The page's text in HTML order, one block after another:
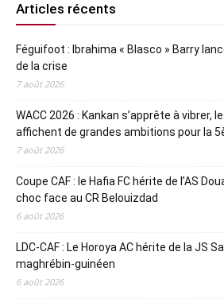
Articles récents
Féguifoot : Ibrahima « Blasco » Barry
de la crise
7 août 2026
WACC 2026 : Kankan s’apprête à vibrer,
affichent de grandes ambitions pour la
7 août 2026
Coupe CAF : le Hafia FC hérite de l’AS
choc face au CR Belouizdad
6 août 2026
LDC-CAF : Le Horoya AC hérite de la JS
maghrébin-guinéen
6 août 2026